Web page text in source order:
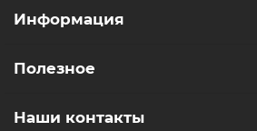
Информация
Полезное
Наши контакты
Чем можем помочь?